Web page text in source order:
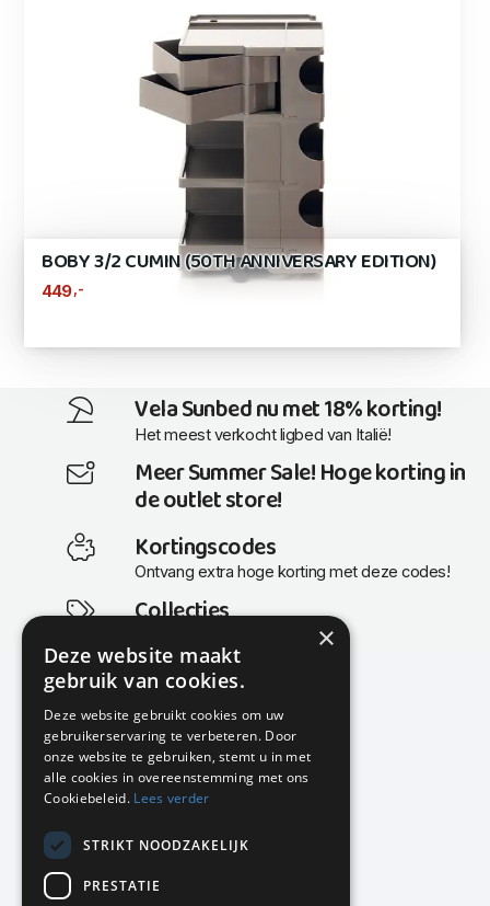
BOBY 3/2 CUMIN (50TH ANNIVERSARY EDITION)
449,-
Vela Sunbed nu met 18% korting!
Het meest verkocht ligbed van Italië!
Meer Summer Sale! Hoge korting in
de outlet store!
Kortingscodes
Ontvang extra hoge korting met deze codes!
Collecties
Actuele en populaire collecties
KMP Kantoormeubilair
Airport Business Park
Frankfurtstraat 29-31
1175 RH Lijnden
020-617 01 26
info@kmpkantoormeubilair.nl
×
Deze website maakt
gebruik van cookies.
Deze website gebruikt cookies om uw
gebruikerservaring te verbeteren. Door
onze website te gebruiken, stemt u in met
alle cookies in overeenstemming met ons
Cookiebeleid. Lees verder
STRIKT NOODZAKELIJK
PRESTATIE